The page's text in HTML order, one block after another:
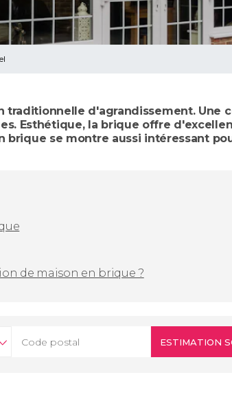
traditionnelle d'agrandissement. Une
Esthétique, la brique offre
se montre aussi intéressant
de maison en brique ?
ESTIMATION